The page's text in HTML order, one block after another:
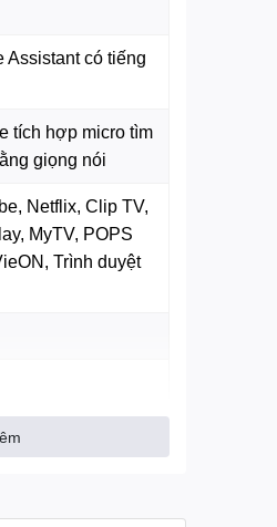
Assistant có tiếng
tích hợp micro tìm
giọng nói
Netflix, Clip TV,
MyTV, POPS
Trình duyệt